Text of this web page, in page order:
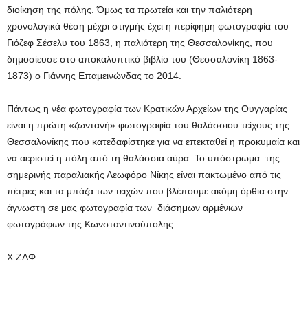
διοίκηση της πόλης. Όμως τα πρωτεία και την παλιότερη
χρονολογικά θέση μέχρι στιγμής έχει η περίφημη φωτογραφία του
Γιόζεφ Σέσελυ του 1863, η παλιότερη της Θεσσαλονίκης, που
δημοσίευσε στο αποκαλυπτικό βιβλίο του (Θεσσαλονίκη 1863-
1873) ο Γιάννης Επαμεινώνδας το 2014.
Πάντως η νέα φωτογραφία των Κρατικών Αρχείων της Ουγγαρίας
είναι η πρώτη «ζωντανή» φωτογραφία του θαλάσσιου τείχους της
Θεσσαλονίκης που κατεδαφίστηκε για να επεκταθεί η προκυμαία και
να αεριστεί η πόλη από τη θαλάσσια αύρα. Το υπόστρωμα της
σημερινής παραλιακής Λεωφόρο Νίκης είναι πακτωμένο από τις
πέτρες και τα μπάζα των τειχών που βλέπουμε ακόμη όρθια στην
άγνωστη σε μας φωτογραφία των διάσημων αρμένιων
φωτογράφων της Κωνσταντινούπολης.
Χ.ΖΑΦ.